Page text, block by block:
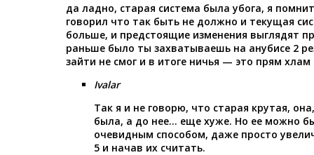
да ладно, старая система была убога, я
говорил что так быть не должно и текущая
больше, и предстоящие изменения выглядят
раньше было ты захватываешь на анубисе 2
зайти не смог и в итоге ничья — это прям хлам
Ivalar
Так я и не говорю, что старая крутая,
была, а до нее… еще хуже. Но ее можно
очевидным способом, даже просто
5 и начав их считать.